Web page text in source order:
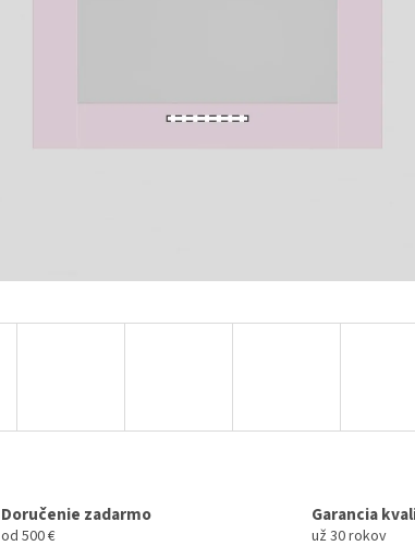
Doručenie zadarmo
od 500 €
Garancia
už 30 rokov